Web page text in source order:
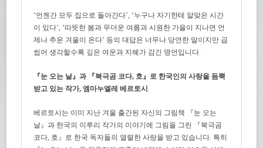
‘언젠간 모두 집으로 돌아간다’, ‘누구나 자기한테 알맞은 시간
이 있다’, ‘따뜻한 봄과 무더운 여름과 시원한 가을이 지나면 언
제나 추운 겨울이 온다’ 등의 대답은 너무나 당연한 말이지만 곱
씹어 생각할수록 깊은 여운과 지혜가 감긴 명언입니다.
『눈 오는 날』과 『북극곰 코다, 호』로 한국인의 사랑을 듬뿍
받고 있는 작가, 엠마누엘레 베르토시
베르토시는 이미 지난 겨울 출간된 자신의 그림책 『눈 오는
날』과 한국의 이루리 작가의 이야기에 그림을 그린 『북극곰
코다, 호』로 한국 독자들의 열렬한 사랑을 받고 있습니다. 특히